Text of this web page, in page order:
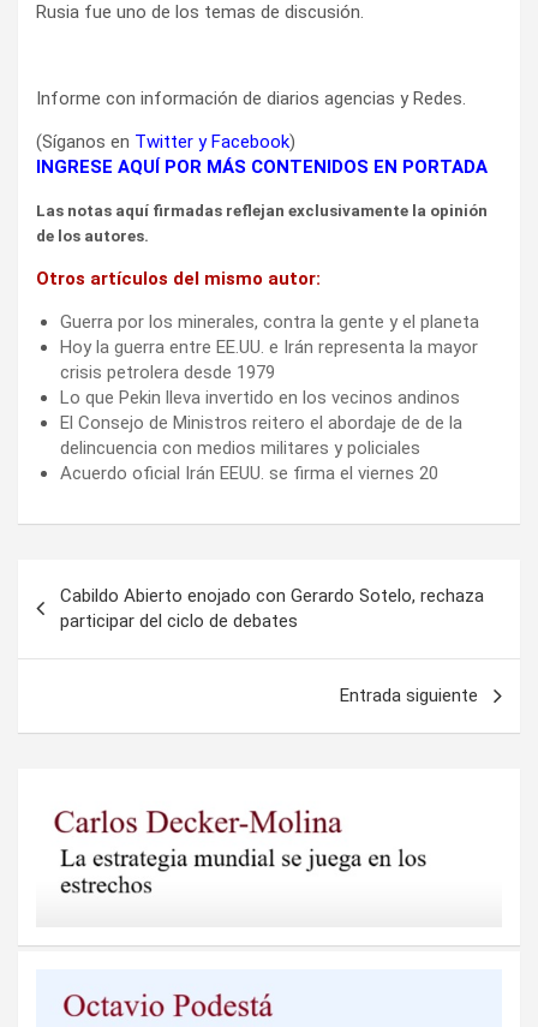
Rusia fue uno de los temas de discusión.
Informe con información de diarios agencias y Redes.
(Síganos en Twitter yFacebook)
INGRESE AQUÍ POR MÁS CONTENIDOS EN PORTADA
Las notas aquí firmadas reflejan exclusivamente la opinión
de los autores.
Otros artículos del mismo autor:
Guerra por los minerales, contra la gente y el planeta
Hoy la guerra entre EE.UU. e Irán representa la mayor
crisis petrolera desde 1979
Lo que Pekin lleva invertido en los vecinos andinos
El Consejo de Ministros reitero el abordaje de de la
delincuencia con medios militares y policiales
Acuerdo oficial Irán EEUU. se firma el viernes 20
de
entradas
Cabildo Abierto enojado con Gerardo Sotelo, rechaza
participar del ciclo de debates
Entrada siguiente